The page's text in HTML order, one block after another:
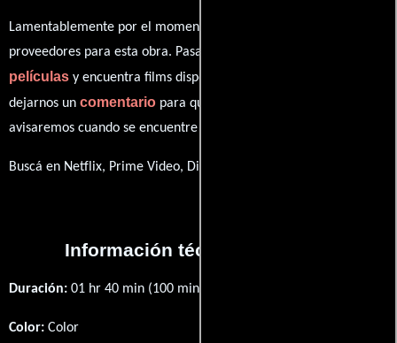
Lamentablemente por el momento no contamos con enlaces a
proveedores para esta obra. Pasa por nuestro catálogo de
películas y encuentra films disponibles. También puedes
dejarnos un comentario para que le demos prioridad y te
avisaremos cuando se encuentre disponible
Buscá en Netflix, Prime Video, Disney+
Información técnica y general
Duración: 01 hr 40 min (100 minutos) .
Color: Color